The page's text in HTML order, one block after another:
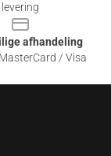
levering
afhandeling
/ Visa